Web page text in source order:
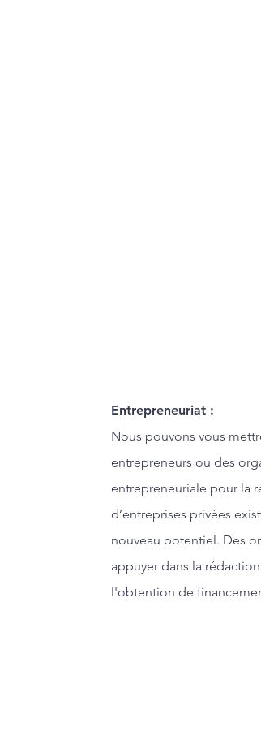
Entrepreneuriat :
Nous pouvons vous
entrepreneurs ou des
entrepreneuriale pour la
d’entreprises privées
nouveau potentiel. Des
appuyer dans la
l'obtention de